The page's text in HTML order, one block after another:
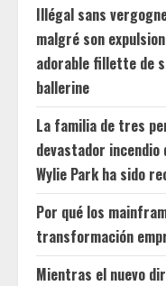
Illégal sans
malgré son
adorable fillette de
ballerine
La familia de tres
devastador incendio
Wylie Park ha sido
Por qué los
transformación
Mientras el nuevo